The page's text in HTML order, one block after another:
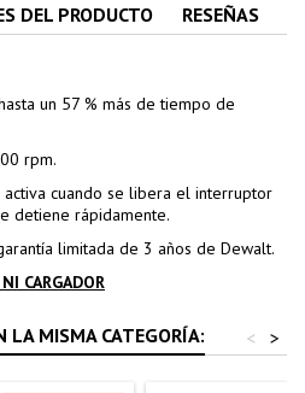
DEL PRODUCTO RESEÑAS
un 57 % más de tiempo de
rpm.
cuando se libera el interruptor
detiene rápidamente.
limitada de 3 años de Dewalt.
CARGADOR
LA MISMA CATEGORÍA: >
<